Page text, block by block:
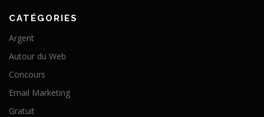
CATÉGORIES
Argent
Autour du Web
Concours
Email Marketing
Gratuit